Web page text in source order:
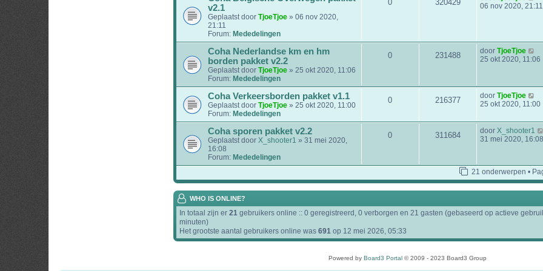
l
t
b
i
h
v2.1
Geplaatst door TjoeTjoe » 06 nov 2020,
21:11
Forum: Mededelingen
0 320429
e
a
t
b
r
c
06 nov 2020, 21:11
Coha Nederlandse km en hm
borden pakket v2.2
Geplaatst door TjoeTjoe » 25 okt 2020, 11:06
Forum: Mededelingen
0 231488 door TjoeTjoe
e
l
s
t
e
i
t
25 okt 2020, 11:06
Coha Verkeersborden pakket v1.1
Geplaatst door TjoeTjoe » 25 okt 2020, 11:00
Forum: Mededelingen
0 216377 door TjoeTjoe
e
i
k
t
s
b
e
c
25 okt 2020, 11:00
Coha sporen pakket v2.2
Geplaatst door X_shooter1 » 31 mei 2020,
16:08
Forum: Mededelingen
0 311684 door X_shooter1
31 mei 2020, 16:08
21 onderwerpen •
WHO IS ONLINE?
In totaal zijn er 21 gebruikers online :: 0 geregistreerd, 0 verborgen en 21 gasten (gebaseerd op actieve
minuten)
Het grootste aantal gebruikers online was 691 op 12 mei 2026, 05:33
Powered by Board3 Portal © 2009 - 2023 Board3 Group